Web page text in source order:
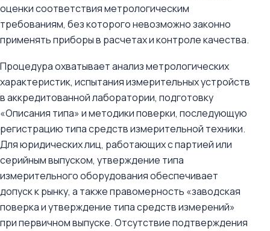
оценки соответствия метрологическим
требованиям, без которого невозможно законно
применять приборы в расчетах и контроле качества.
Процедура охватывает анализ метрологических
характеристик, испытания измерительных устройств
в аккредитованной лаборатории, подготовку
«Описания типа» и методики поверки, последующую
регистрацию типа средств измерительной техники.
Для юридических лиц, работающих с партией или
серийным выпуском, утверждение типа
измерительного оборудования обеспечивает
допуск к рынку, а также правомерность «заводская
поверка и утверждение типа средств измерений»
при первичном выпуске. Отсутствие подтверждения